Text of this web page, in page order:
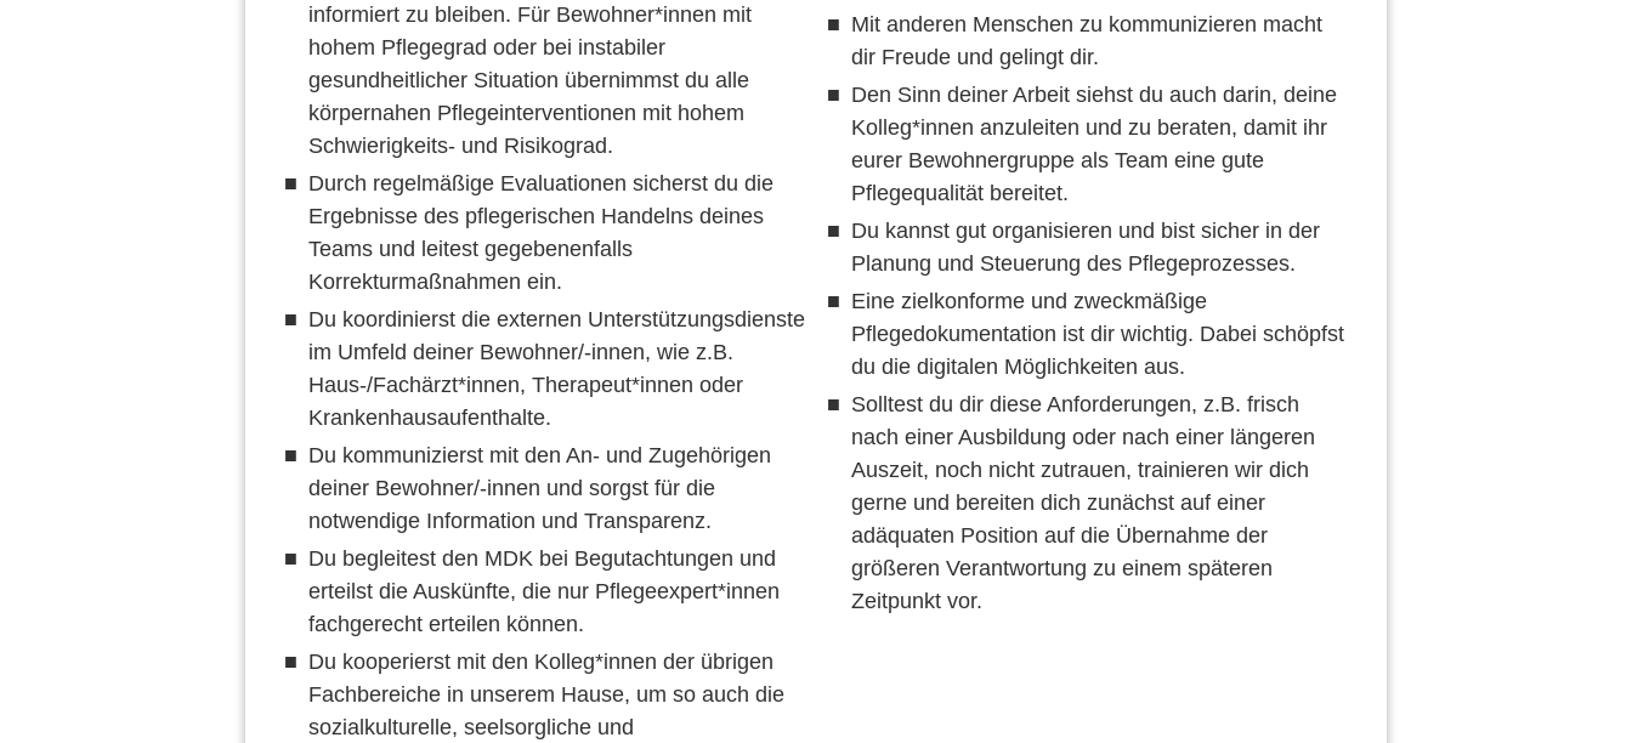
informiert zu bleiben. Für Bewohner*innen mit
hohem Pflegegrad oder bei instabiler
gesundheitlicher Situation übernimmst du alle
körpernahen Pflegeinterventionen mit hohem
Schwierigkeits- und Risikograd.
Durch regelmäßige Evaluationen sicherst du die
Ergebnisse des pflegerischen Handelns deines
Teams und leitest gegebenenfalls
Korrekturmaßnahmen ein.
Du koordinierst die externen Unterstützungsdienste
im Umfeld deiner Bewohner/-innen, wie z.B.
Haus-/Fachärzt*innen, Therapeut*innen oder
Krankenhausaufenthalte.
Du kommunizierst mit den An- und Zugehörigen
deiner Bewohner/-innen und sorgst für die
notwendige Information und Transparenz.
Du begleitest den MDK bei Begutachtungen und
erteilst die Auskünfte, die nur Pflegeexpert*innen
fachgerecht erteilen können.
Du kooperierst mit den Kolleg*innen der übrigen
Fachbereiche in unserem Hause, um so auch die
sozialkulturelle, seelsorgliche und
Mit anderen Menschen zu kommunizieren macht
dir Freude und gelingt dir.
Den Sinn deiner Arbeit siehst du auch darin, deine
Kolleg*innen anzuleiten und zu beraten, damit ihr
eurer Bewohnergruppe als Team eine gute
Pflegequalität bereitet.
Du kannst gut organisieren und bist sicher in der
Planung und Steuerung des Pflegeprozesses.
Eine zielkonforme und zweckmäßige
Pflegedokumentation ist dir wichtig. Dabei schöpfst
du die digitalen Möglichkeiten aus.
Solltest du dir diese Anforderungen, z.B. frisch
nach einer Ausbildung oder nach einer längeren
Auszeit, noch nicht zutrauen, trainieren wir dich
gerne und bereiten dich zunächst auf einer
adäquaten Position auf die Übernahme der
größeren Verantwortung zu einem späteren
Zeitpunkt vor.